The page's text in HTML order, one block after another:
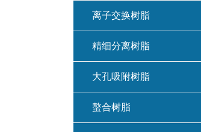
离子交换树脂
精细分离树脂
大孔吸附树脂
螯合树脂